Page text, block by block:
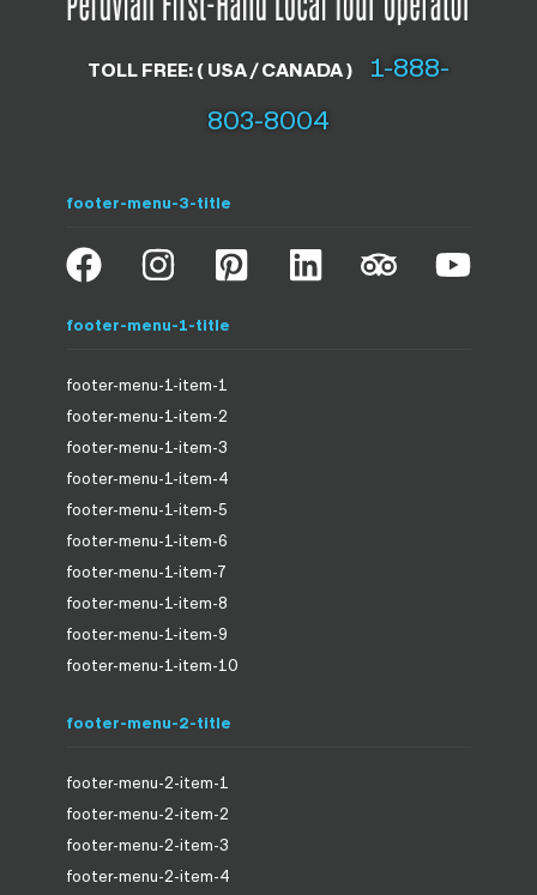
footer-menu-1-title
footer-menu-1-item-1
footer-menu-1-item-2
footer-menu-1-item-3
footer-menu-1-item-4
footer-menu-1-item-5
footer-menu-1-item-6
footer-menu-1-item-7
footer-menu-1-item-8
footer-menu-1-item-9
footer-menu-1-item-10
footer-menu-2-title
footer-menu-2-item-1
footer-menu-2-item-2
footer-menu-2-item-3
footer-menu-2-item-4
TOLL FREE: ( USA / CANADA )
1-888-
803-8004
footer-menu-3-title